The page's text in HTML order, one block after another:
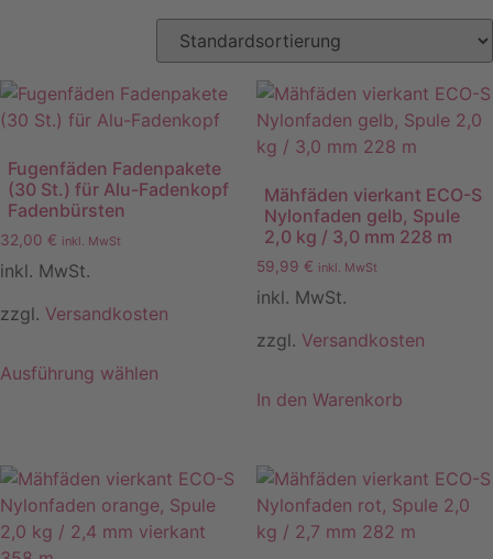
Fugenfäden Fadenpakete
(30 St.) für Alu-Fadenkopf
Fadenbürsten
32,00 € inkl. MwSt
inkl. MwSt.
zzgl. Versandkosten
Ausführung wählen
mehrere
Varianten
auf.
Mähfäden vierkant ECO-S
Nylonfaden gelb, Spule
2,0 kg / 3,0 mm 228 m
59,99 € inkl. MwSt
inkl. MwSt.
zzgl. Versandkosten
In den Warenkorb